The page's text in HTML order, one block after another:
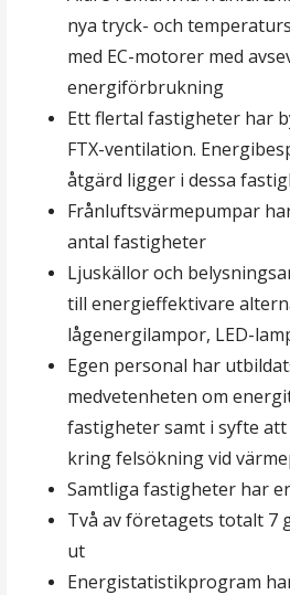
nya tryck- och
med EC-motorer med
energiförbrukning
Ett flertal fastigheter har
FTX-ventilation.
åtgärd ligger i dessa
Frånluftsvärmepumpar
antal fastigheter
Ljuskällor och
till energieffektivare
lågenergilampor, LED-
Egen personal har
medvetenheten om
fastigheter samt i syfte
kring felsökning vid
Samtliga fastigheter har
Två av företagets totalt 7
ut
Energistatistikprogram